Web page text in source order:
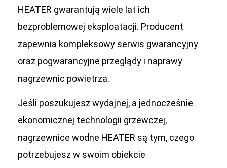
HEATER gwarantują wiele lat ich
bezproblemowej eksploatacji. Producent
zapewnia kompleksowy serwis gwarancyjny
oraz pogwarancyjne przeglądy i naprawy
nagrzewnic powietrza.
Jeśli poszukujesz wydajnej, a jednocześnie
ekonomicznej technologii grzewczej,
nagrzewnice wodne HEATER są tym, czego
potrzebujesz w swoim obiekcie